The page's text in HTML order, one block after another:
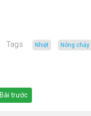
Tags nhiệt nóng chảy
Bài trước